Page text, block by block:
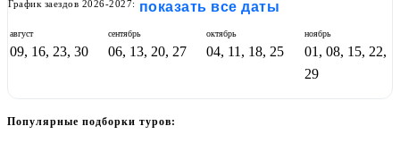
График заездов 2026-2027: показать все даты
август
09, 16, 23, 30
сентябрь
06, 13, 20, 27
октябрь
04, 11, 18, 25
ноябрь
01, 08, 15, 22,
29
Популярные подборки туров: